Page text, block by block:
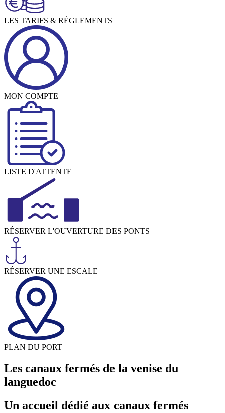
LES TARIFS & RÈGLEMENTS
MON COMPTE
LISTE D'ATTENTE
RÉSERVER L'OUVERTURE DES PONTS
RÉSERVER UNE ESCALE
PLAN DU PORT
Les canaux fermés de la venise du
languedoc
Un accueil dédié aux canaux fermés